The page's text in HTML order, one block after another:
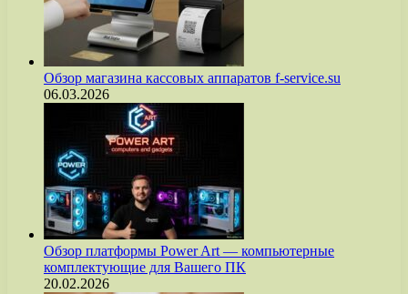
Обзор магазина кассовых аппаратов f-service.su
06.03.2026
Обзор платформы Power Art — компьютерные
комплектующие для Вашего ПК
20.02.2026